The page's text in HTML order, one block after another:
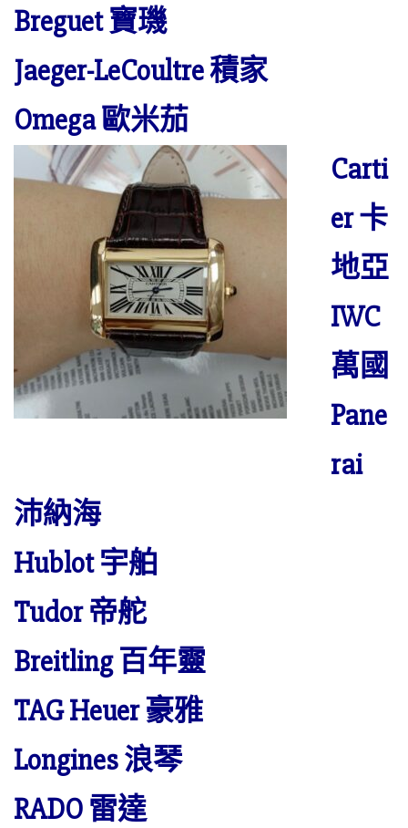
Breguet 寶璣
Jaeger-LeCoultre 積家
Omega 歐米茄
Carti
er 卡
地亞
IWC
萬國
Pane
rai
沛納海
Hublot 宇舶
Tudor 帝舵
Breitling 百年靈
TAG Heuer 豪雅
Longines 浪琴
RADO 雷達